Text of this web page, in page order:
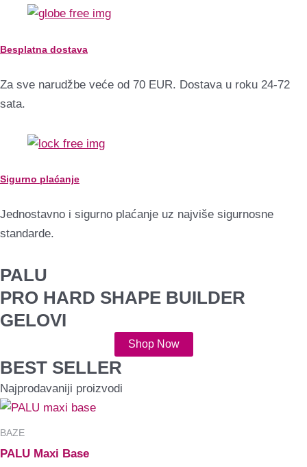
Besplatna dostava
Za sve narudžbe veće od 70 EUR. Dostava u roku 24-72
sata.
Sigurno plaćanje
Jednostavno i sigurno plaćanje uz najviše sigurnosne
standarde.
PALU
PRO HARD SHAPE BUILDER
GELOVI
Shop Now
BEST SELLER
Najprodavaniji proizvodi
BAZE
PALU Maxi Base
Raspon
do
Raspon
do
Raspon
do